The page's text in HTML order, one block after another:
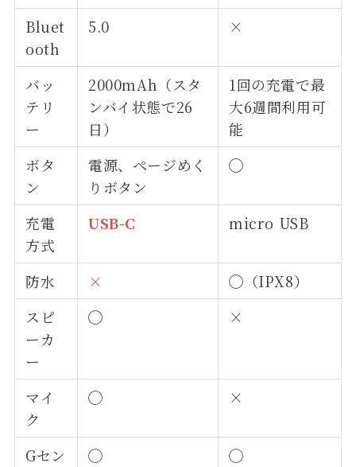
Bluet
ooth
5.0 ×
バッ
テリ
ー
2000mAh（スタ
ンバイ状態で26
日）
1回の充電で最
大6週間利用可
能
ボタ
ン
電源、ページめく
りボタン
◯
充電
方式
USB-C micro USB
防水 ×
◯（IPX8）
スピ
ーカ
ー
◯ ×
マイ
ク
◯ ×
Gセン
◯ ◯